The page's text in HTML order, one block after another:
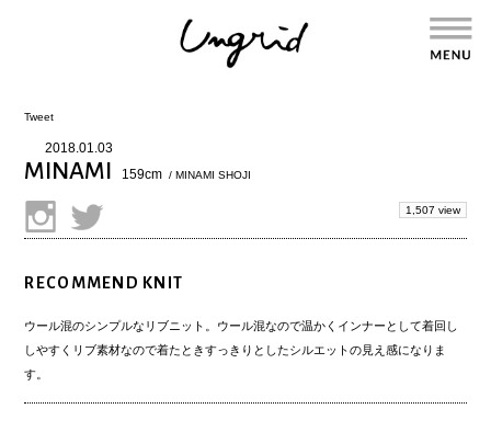
Tweet
2018.01.03
MINAMI 159cm / MINAMI SHOJI
1,507 view
RECOMMEND KNIT
ウール混のシンプルなリブニット。ウール混なので温かくインナーとして着回し
しやすくリブ素材なので着たときすっきりとしたシルエットの見え感になりま
す。